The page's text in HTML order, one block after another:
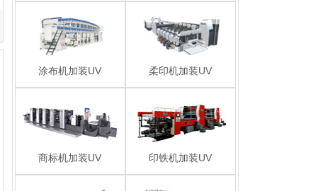
涂布机加装UV 柔印机加装UV
商标机加装UV 印铁机加装UV